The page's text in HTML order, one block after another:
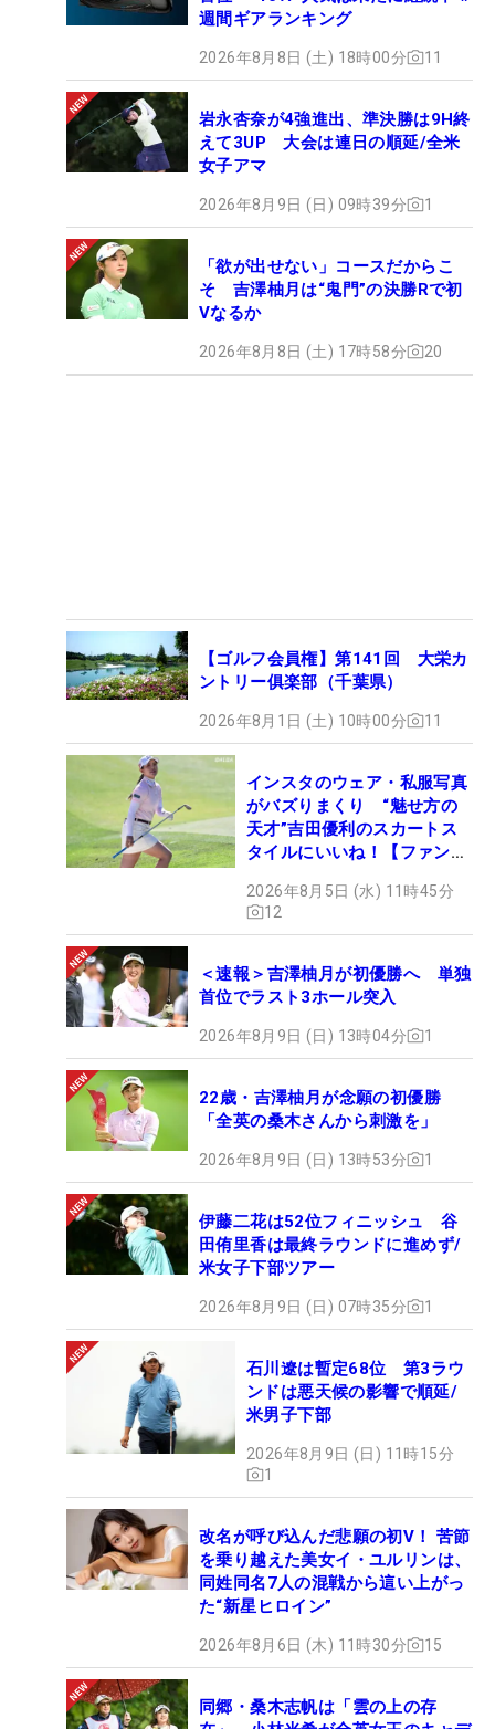
週間ギアランキング
2026年8月8日 (土) 18時00分 11
岩永杏奈が4強進出、準決勝は9H終
えて3UP 大会は連日の順延/全米
女子アマ
2026年8月9日 (日) 09時39分 1
「欲が出せない」コースだからこ
そ 吉澤柚月は“鬼門”の決勝Rで初
Vなるか
2026年8月8日 (土) 17時58分 20
【ゴルフ会員権】第141回 大栄カ
ントリー俱楽部（千葉県）
2026年8月1日 (土) 10時00分 11
インスタのウェア・私服写真
がバズりまくり “魅せ方の
天才”吉田優利のスカートス
タイルにいいね！【ファンが
2026年8月5日 (水) 11時45分
12
＜速報＞吉澤柚月が初優勝へ 単独
首位でラスト3ホール突入
2026年8月9日 (日) 13時04分 1
22歳・吉澤柚月が念願の初優勝
「全英の桑木さんから刺激を」
2026年8月9日 (日) 13時53分 1
伊藤二花は52位フィニッシュ 谷
田侑里香は最終ラウンドに進めず/
米女子下部ツアー
2026年8月9日 (日) 07時35分 1
石川遼は暫定68位 第3ラウ
ンドは悪天候の影響で順延/
米男子下部
2026年8月9日 (日) 11時15分
1
改名が呼び込んだ悲願の初V！ 苦節
を乗り越えた美女イ・ユルリンは、
同姓同名7人の混戦から這い上がっ
た“新星ヒロイン”
2026年8月6日 (木) 11時30分 15
同郷・桑木志帆は「雲の上の存